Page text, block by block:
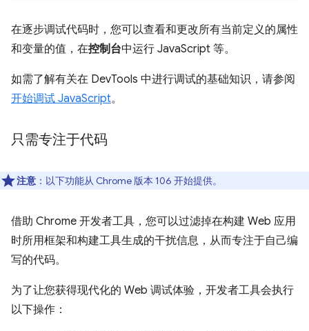
在逐步调试代码时，您可以查看和更改所有当前定义的属性
和变量的值，在控制台中运行 JavaScript 等。
如需了解有关在 DevTools 中进行调试的基础知识，请参阅
开始调试 JavaScript。
只需专注于代码
注意 ：以下功能从 Chrome 版本 106 开始提供。
借助 Chrome 开发者工具，您可以过滤掉在构建 Web 应用
时所用框架和构建工具生成的干扰信息，从而专注于自己编
写的代码。
为了让您获得现代化的 Web 调试体验，开发者工具会执行
以下操作：